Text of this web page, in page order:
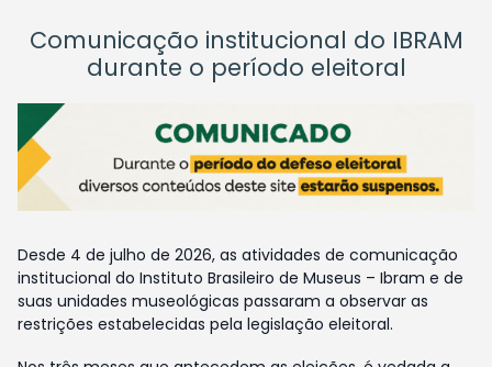
Comunicação institucional do IBRAM
durante o período eleitoral
Desde 4 de julho de 2026, as atividades de comunicação
institucional do Instituto Brasileiro de Museus – Ibram e de
suas unidades museológicas passaram a observar as
restrições estabelecidas pela legislação eleitoral.